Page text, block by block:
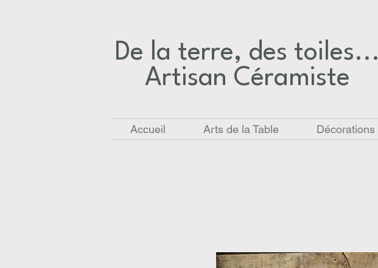
De la terre, des toiles...​
Artisan Céramiste
Accueil Arts de la Table Décorations